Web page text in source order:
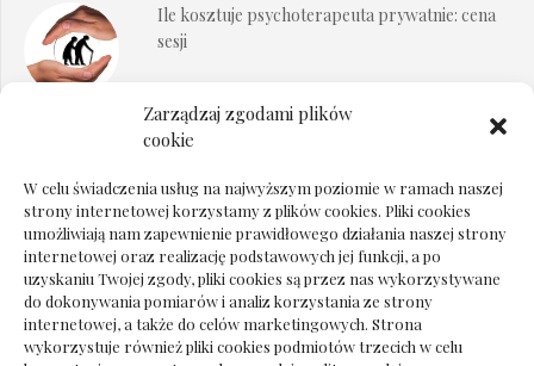
Zarządzaj zgodami plików
cookie
W celu świadczenia usług na najwyższym poziomie w ramach naszej
strony internetowej korzystamy z plików cookies. Pliki cookies
umożliwiają nam zapewnienie prawidłowego działania naszej strony
internetowej oraz realizację podstawowych jej funkcji, a po
uzyskaniu Twojej zgody, pliki cookies są przez nas wykorzystywane
do dokonywania pomiarów i analiz korzystania ze strony
internetowej, a także do celów marketingowych. Strona
wykorzystuje również pliki cookies podmiotów trzecich w celu
Ile kosztuje psychoterapeuta prywatnie: cena
sesji
Dokumenty do odbioru przy zmianie biura
Deska podłogowa do salonu: jak wybrać bez
pośpiechu